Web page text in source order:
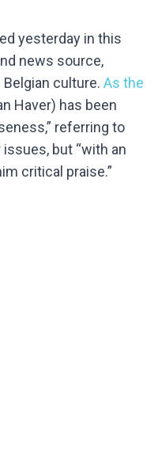
yesterday in this
news source,
culture. As the
Haver) has been
referring to
but “with an
critical praise.”